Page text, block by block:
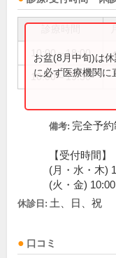
10:00～18:00
10:00～19:30
お盆(8月中旬)は
に必ず医療機関に
備考: 完全予約
【受付時間】
(月・水・木)
(火・金)
休診日: 土、日、祝
口コミ